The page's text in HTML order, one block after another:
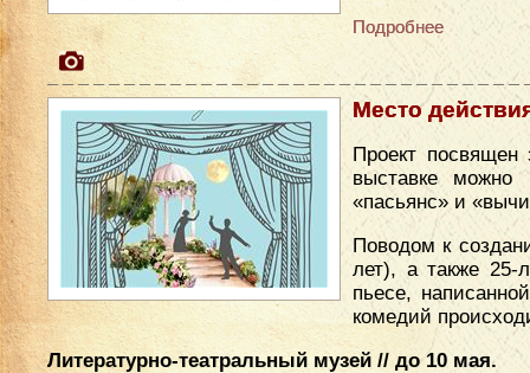
Подробнее
Место
Проект
выставке можно
«пасьянс» и
Поводом к
лет), а также 25-
пьесе,
комедий
Литературно-театральный музей // до 10 мая.